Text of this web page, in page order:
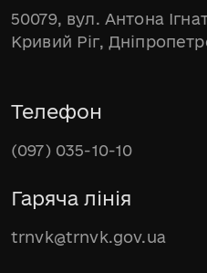
50079, вул. Антона
Кривий Ріг,
Телефон
(097) 035-10-10
Гаряча лінія
trnvk@trnvk.gov.ua